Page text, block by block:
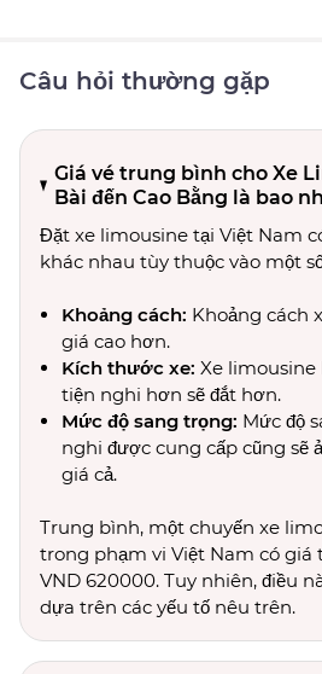
Câu hỏi thường gặp
Giá vé trung bình cho Xe
Bài đến Cao Bằng là bao
Đặt xe limousine tại Việt Nam
khác nhau tùy thuộc vào một
Khoảng cách: Khoảng cách
giá cao hơn.
Kích thước xe: Xe
tiện nghi hơn sẽ đắt hơn.
Mức độ sang trọng: Mức độ
nghi được cung cấp cũng sẽ
giá cả.
Trung bình, một chuyến xe
trong phạm vi Việt Nam có giá
VND 620000. Tuy nhiên, điều
dựa trên các yếu tố nêu trên.